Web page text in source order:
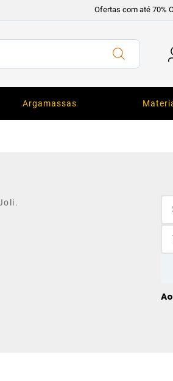
Ofertas com até 70%
Argamassas